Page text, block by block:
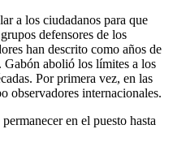
a los ciudadanos para que
defensores de los
han descrito como años de
Gabón abolió los límites a los
Por primera vez, en las
observadores internacionales.
en el puesto hasta